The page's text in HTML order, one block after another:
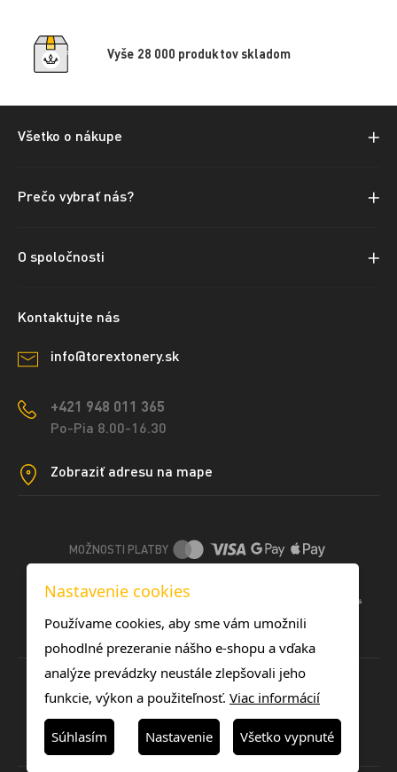
Vyše 28 000 produktov skladom
Všetko o nákupe
Prečo vybrať nás?
O spoločnosti
Kontaktujte nás
info@torextonery.sk
+421 948 011 365
Po-Pia 8.00-16.30
Zobraziť adresu na mape
MOŽNOSTI PLATBY
Nastavenie cookies
Používame cookies, aby sme vám umožnili
pohodlné prezeranie nášho e-shopu a vďaka
analýze prevádzky neustále zlepšovali jeho
funkcie, výkon a použiteľnosť. Viac informácií
Súhlasím Nastavenie Všetko vypnuté